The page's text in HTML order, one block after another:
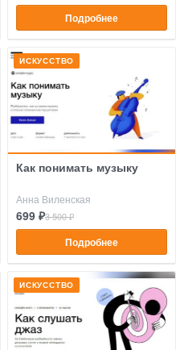
Подробнее
ИСКУССТВО
Как понимать музыку
Анна Виленская
699 ₽3 500 ₽
Подробнее
ИСКУССТВО